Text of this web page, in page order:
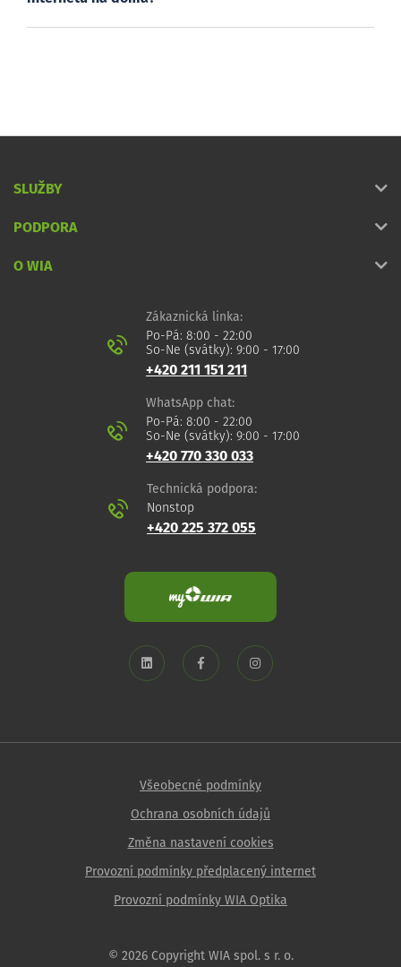
SLUŽBY
PODPORA
O WIA
Zákaznická linka:
Po-Pá: 8:00 - 22:00
So-Ne (svátky): 9:00 - 17:00
+420 211 151 211
WhatsApp chat:
Po-Pá: 8:00 - 22:00
So-Ne (svátky): 9:00 - 17:00
+420 770 330 033
Technická podpora:
Nonstop
+420 225 372 055
Všeobecné podmínky
Ochrana osobních údajů
Změna nastavení cookies
Provozní podmínky předplacený internet
Provozní podmínky WIA Optika
© 2026 Copyright WIA spol. s r. o.